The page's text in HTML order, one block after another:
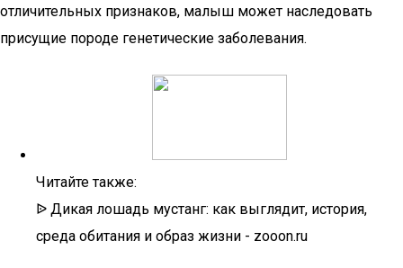
отличительных признаков, малыш может наследовать
присущие породе генетические заболевания.
Читайте также:
ᐉ Дикая лошадь мустанг: как выглядит, история,
среда обитания и образ жизни - zooon.ru